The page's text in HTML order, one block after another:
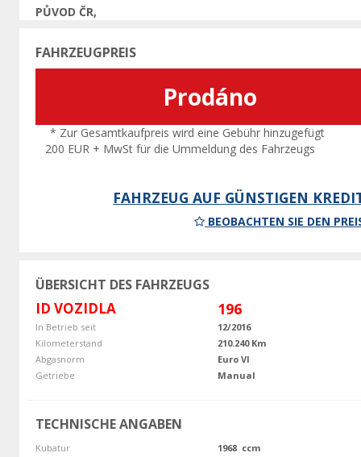
PŮVOD ČR,
FAHRZEUGPREIS
Prodáno
* Zur Gesamtkaufpreis wird eine Gebühr hinzugefügt
200 EUR + MwSt für die Ummeldung des Fahrzeugs
FAHRZEUG AUF GÜNSTIGEN
BEOBACHTEN SIE DEN
ÜBERSICHT DES FAHRZEUGS
ID VOZIDLA 196
In Betrieb seit
12/2016
Kilometerstand
210.240 Km
Abgasnorm
Euro VI
Getriebe
Manual
TECHNISCHE ANGABEN
Kubatur
1968 ccm